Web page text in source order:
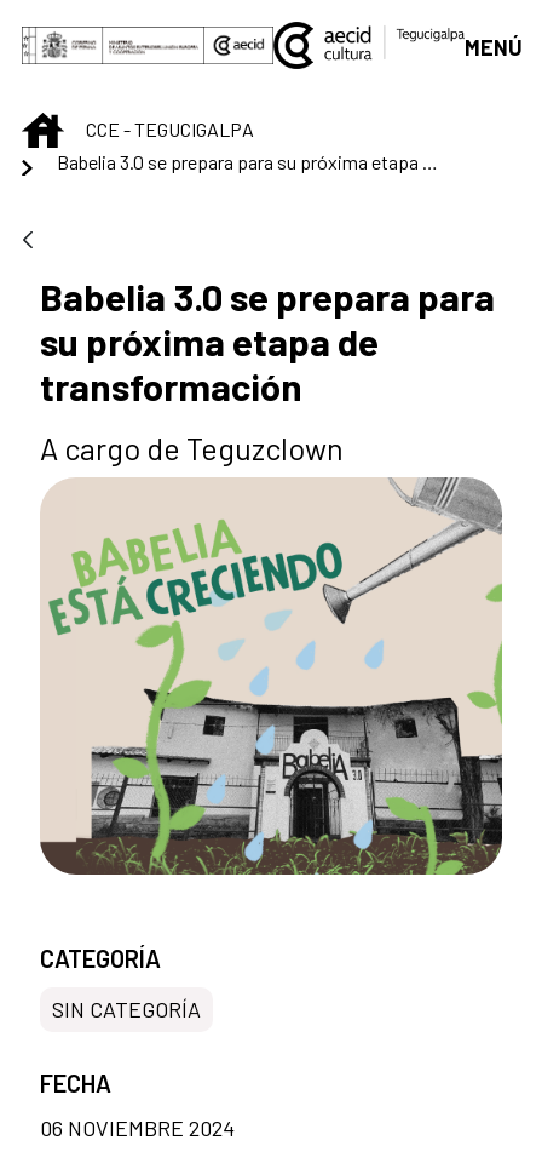
Saltar al contenido principal
MENÚ
INICIOCCE - TEGUCIGALPA
Babelia 3.0 se prepara para su próxima etapa de transformación
Babelia 3.0 se prepara para
su próxima etapa de
transformación
A cargo de Teguzclown
CATEGORÍA
SIN CATEGORÍA
FECHA
06 NOVIEMBRE 2024